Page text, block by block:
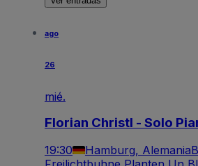
ago
26
mié.
Florian Christl - Solo
19:30 Hamburg, Alemania